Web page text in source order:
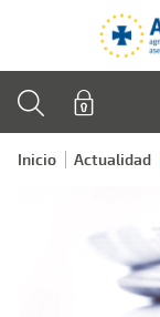
Inicio Actualidad